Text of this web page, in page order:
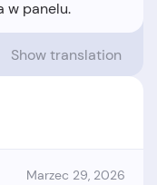
Show translation
Marzec 29, 2026